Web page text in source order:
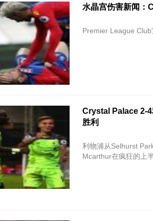
水晶宫伤害新闻：
Premier League
Crystal Palace 2-
胜利
利物浦从Selhurst
Mcarthur在疯狂的上